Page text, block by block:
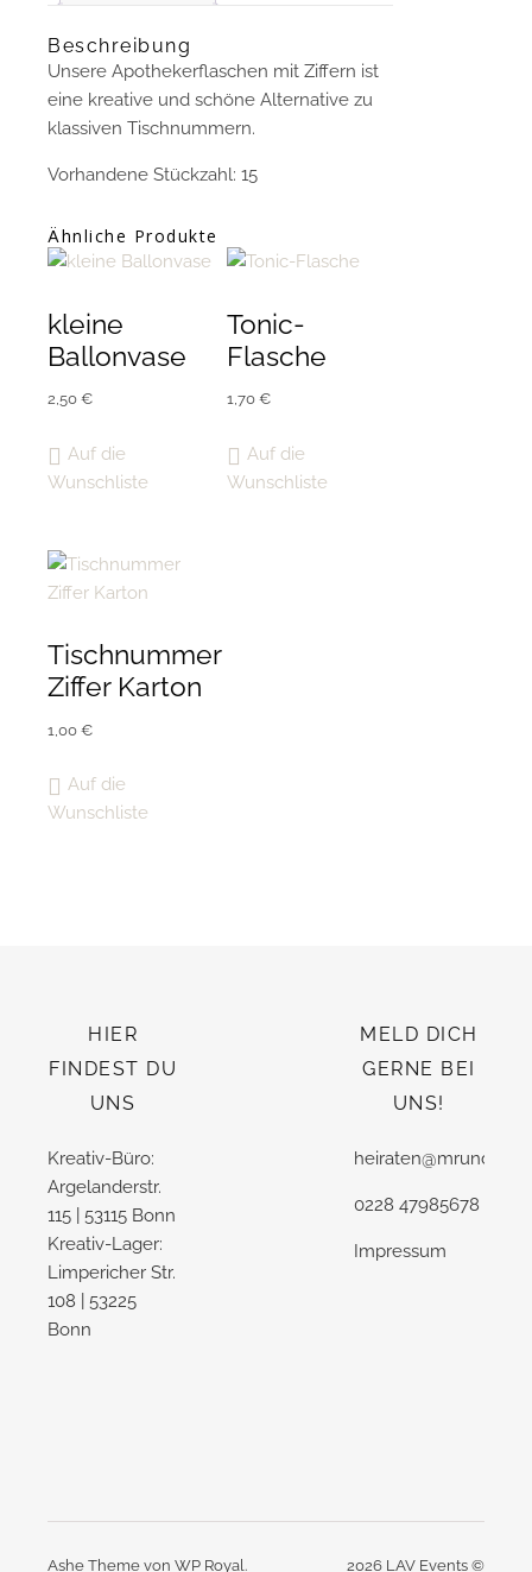
Beschreibung
Unsere Apothekerflaschen mit Ziffern ist
eine kreative und schöne Alternative zu
klassiven Tischnummern.
Vorhandene Stückzahl: 15
Ähnliche Produkte
kleine
Ballonvase
2,50 €
Auf die
Wunschliste
Tonic-
Flasche
1,70€
Auf die
Wunschliste
Tischnummer
Ziffer Karton
1,00 €
Auf die
Wunschliste
HIER
FINDEST DU
UNS
Kreativ-Büro:
Argelanderstr.
115 | 53115 Bonn
Kreativ-Lager:
Limpericher Str.
108 | 53225
Bonn
MELD DICH
GERNE BEI
UNS!
0228 47985678
Impressum
2026 LAV Events ©
Ashe Theme von WP Royal.